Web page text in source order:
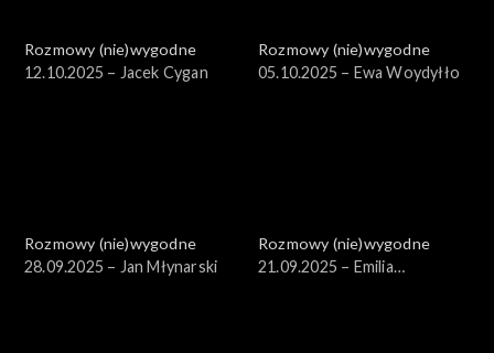
Rozmowy (nie)wygodne
12.10.2025 – Jacek Cygan
Rozmowy (nie)wygodne
05.10.2025 – Ewa Woydyłło
Rozmowy (nie)wygodne
28.09.2025 – Jan Młynarski
Rozmowy (nie)wygodne
21.09.2025 – Emilia